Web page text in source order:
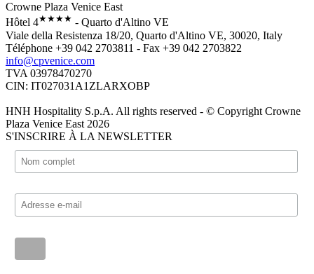
Crowne Plaza Venice East
Hôtel 4★★★★ - Quarto d'Altino VE
Viale della Resistenza 18/20, Quarto d'Altino VE, 30020, Italy
Téléphone +39 042 2703811 - Fax +39 042 2703822
info@cpvenice.com
TVA 03978470270
CIN: IT027031A1ZLARXOBP
HNH Hospitality S.p.A. All rights reserved - © Copyright Crowne
Plaza Venice East 2026
S'INSCRIRE À LA NEWSLETTER